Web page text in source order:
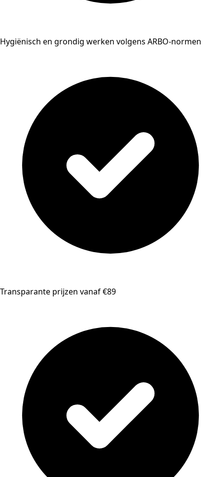
Hygiënisch en grondig werken volgens ARBO-normen
Transparante prijzen vanaf €89